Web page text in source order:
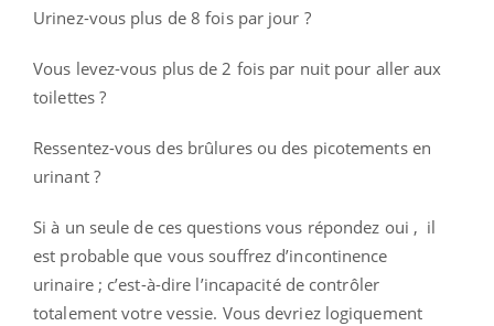
Urinez-vous plus de 8 fois par jour ?
Vous levez-vous plus de 2 fois par nuit pour aller aux
toilettes ?
Ressentez-vous des brûlures ou des picotements en
urinant ?
Si à un seule de ces questions vous répondez oui , il
est probable que vous souffrez d’incontinence
urinaire ; c’est-à-dire l’incapacité de contrôler
totalement votre vessie. Vous devriez logiquement